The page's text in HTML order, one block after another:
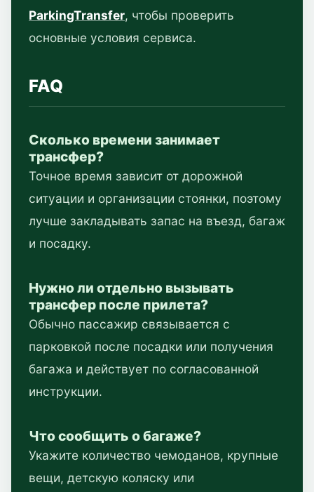
ParkingTransfer, чтобы проверить
основные условия сервиса.
FAQ
Сколько времени занимает
трансфер?
Точное время зависит от дорожной
ситуации и организации стоянки, поэтому
лучше закладывать запас на въезд, багаж
и посадку.
Нужно ли отдельно вызывать
трансфер после прилета?
Обычно пассажир связывается с
парковкой после посадки или получения
багажа и действует по согласованной
инструкции.
Что сообщить о багаже?
Укажите количество чемоданов, крупные
вещи, детскую коляску или